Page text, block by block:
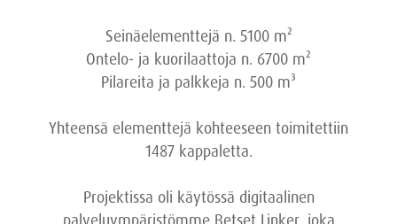
Seinäelementtejä n. 5100 m²
Ontelo- ja kuorilaattoja n. 6700 m²
Pilareita ja palkkeja n. 500 m³
Yhteensä elementtejä kohteeseen toimitettiin
1487 kappaletta.
Projektissa oli käytössä digitaalinen
palveluympäristömme Betset Linker, joka